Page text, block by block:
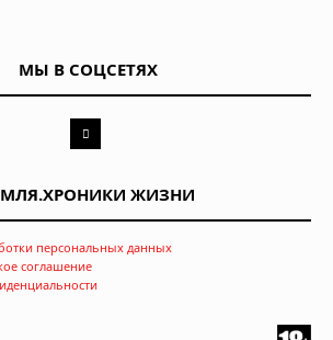
МЫ В СОЦСЕТЯХ
ЖИЗНИ
персональных данных
соглашение